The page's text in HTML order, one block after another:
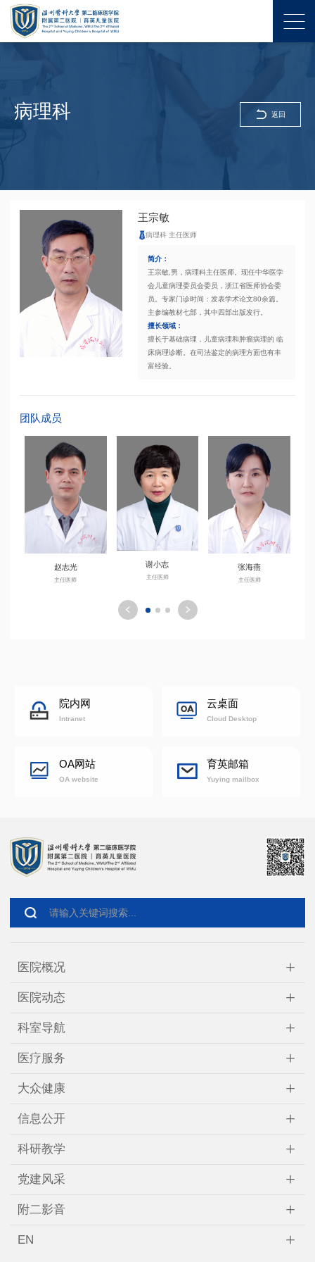
病理科 返回
王宗敏
病理科 主任医师
简介：
王宗敏,男，病理科主任医师。现任中华医学
会儿童病理委员会委员，浙江省医师协会委
员。专家门诊时间：发表学术论文80余篇。
主参编教材七部，其中四部出版发行。
擅长领域：
擅长于基础病理，儿童病理和肿瘤病理的 临
床病理诊断。在司法鉴定的病理方面也有丰
富经验。
团队成员
赵志光
主任医师
谢小志
主任医师
张海燕
主任医师
院内网
Intranet
云桌面
Cloud Desktop
OA网站
OA website
育英邮箱
Yuying mailbox
医院概况 +
医院动态 +
科室导航 +
医疗服务 +
大众健康 +
信息公开 +
科研教学 +
党建风采 +
附二影音 +
EN +